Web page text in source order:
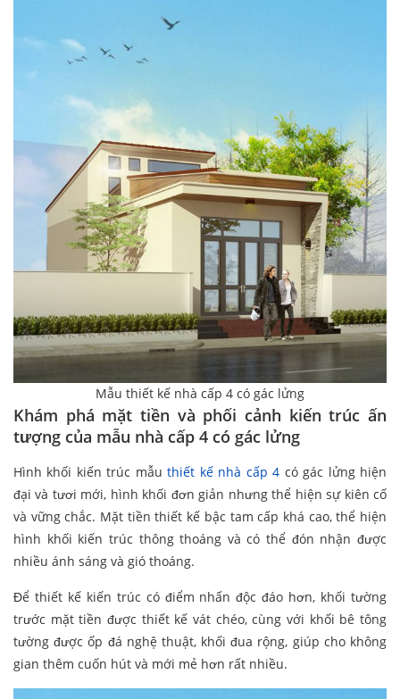
Mẫu thiết kế nhà cấp 4 có gác lửng
Khám phá mặt tiền và phối cảnh kiến trúc ấn
tượng của mẫu nhà cấp 4 có gác lửng
Hình khối kiến trúc mẫuthiết kế nhà cấp 4 có gác lửng hiện
đại và tươi mới, hình khối đơn giản nhưng thể hiện sự kiên cố
và vững chắc. Mặt tiền thiết kế bậc tam cấp khá cao, thể hiện
hình khối kiến trúc thông thoáng và có thể đón nhận được
nhiều ánh sáng và gió thoáng.
Để thiết kế kiến trúc có điểm nhấn độc đáo hơn, khối tường
trước mặt tiền được thiết kế vát chéo, cùng với khối bê tông
tường được ốp đá nghệ thuật, khối đua rộng, giúp cho không
gian thêm cuốn hút và mới mẻ hơn rất nhiều.